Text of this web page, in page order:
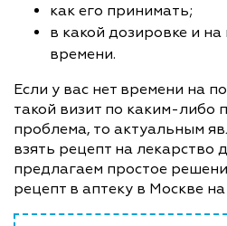
как его принимать;
в какой дозировке и
времени.
Если у вас нет времени на
такой визит по каким-либо
проблема, то актуальным
взять рецепт на лекарство
предлагаем простое
рецепт в аптеку в Москве